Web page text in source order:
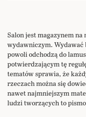
Salon jest magazynem
wydawniczym. Wydawać
powoli odchodzą do
potwierdzającym tę
tematów sprawia, że
rzeczach można się
nawet najmniejszym
ludzi tworzących to